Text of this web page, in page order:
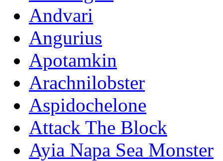
Andvari
Angurius
Apotamkin
Arachnilobster
Aspidochelone
Attack The Block
Ayia Napa Sea Monster